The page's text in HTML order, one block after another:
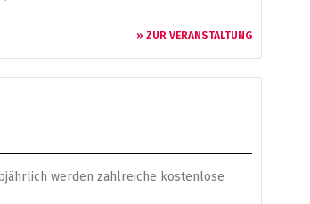
» ZUR VERANSTALTUNG
werden zahlreiche kostenlose